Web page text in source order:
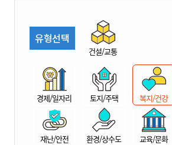
시
산
유형선택
건설/교통
경제/일자리 토지/주택 복지/건강
재난/안전 환경/상수도 교육/문화